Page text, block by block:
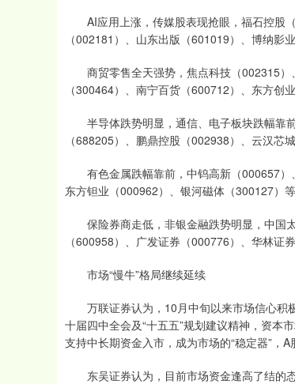
AI应用上涨，传媒股表现抢眼，福石控股
（002181）、山东出版（601019）、博纳影
商贸零售全天强势，焦点科技（002315）
（300464）、南宁百货（600712）、东方创
半导体跌势明显，通信、电子板块跌幅靠
（688205）、鹏鼎控股（002938）、云汉芯
有色金属跌幅靠前，中钨高新（000657）
东方钽业（000962）、银河磁体（300127）等
保险券商走低，非银金融跌势明显，中国
（600958）、广发证券（000776）、华林证
市场“慢牛”格局继续延续
万联证券认为，10月中旬以来市场信心积
十届四中全会及“十五五”规划建议精神，资本
支持中长期资金入市，成为市场的“稳定器”，
东吴证券认为，目前市场资金逢高了结的态